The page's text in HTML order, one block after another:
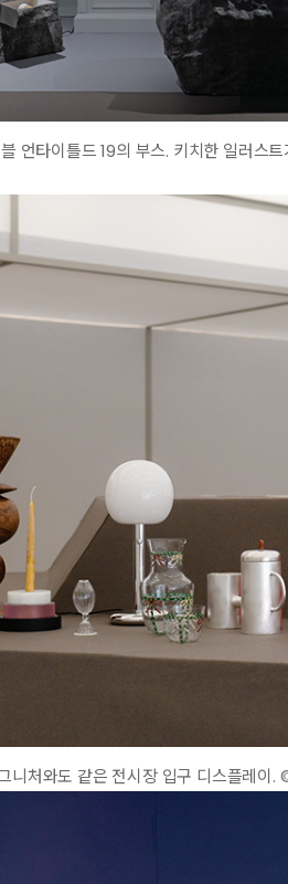
언타이틀드 19의 부스. 키치한 일러스
니처와도 같은 전시장 입구 디스플레